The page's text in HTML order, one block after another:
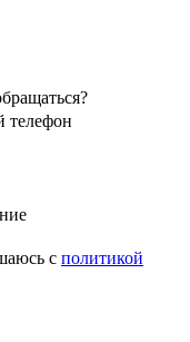
телефон
с политикой